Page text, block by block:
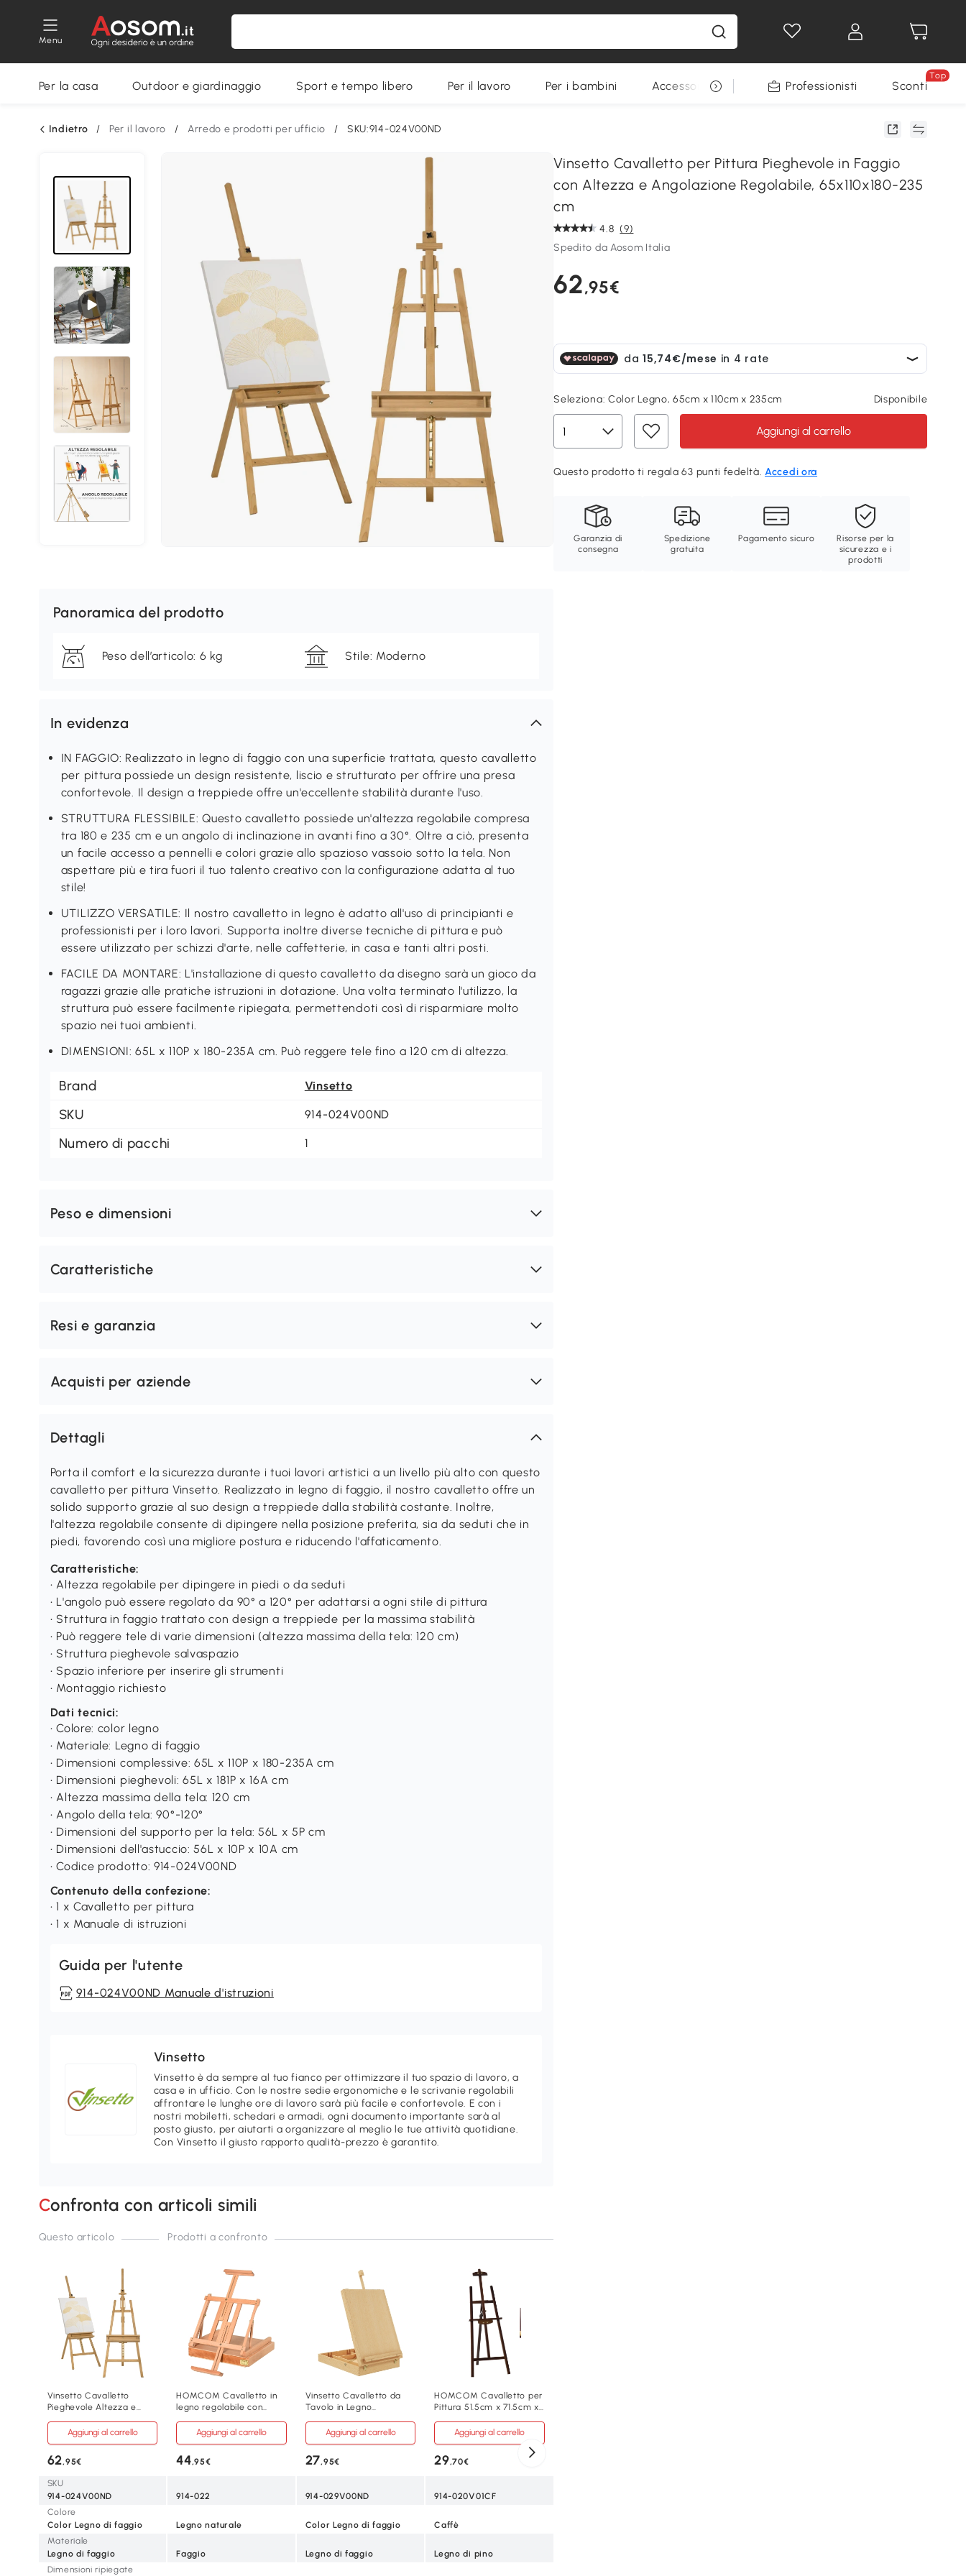
Menu
Per la casa Outdoor e giardinaggio Sport e tempo libero Per il lavoro Per i bambini Accessori per animali Professionisti Sconti
Top
Indietro / Per il lavoro / Arredo e prodotti per ufficio / SKU:914-024V00ND
Vinsetto Cavalletto per Pittura Pieghevole in Faggio
con Altezza e Angolazione Regolabile, 65x110x180-235
cm
4.8 (9)
Spedito da Aosom Italia
62,95€
Seleziona: Color Legno, 65cm x 110cm x 235cm Disponibile
Aggiungi al carrello
Questo prodotto ti regala 63 punti fedeltà.Accedi ora
Garanzia di
consegna
Spedizione
gratuita
Pagamento sicuro
Risorse per la
sicurezza e i
prodotti
Panoramica del prodotto
Peso dell’articolo: 6 kg Stile: Moderno
In evidenza
IN FAGGIO: Realizzato in legno di faggio con una superficie trattata, questo cavalletto
per pittura possiede un design resistente, liscio e strutturato per offrire una presa
confortevole. Il design a treppiede offre un'eccellente stabilità durante l'uso.
STRUTTURA FLESSIBILE: Questo cavalletto possiede un'altezza regolabile compresa
tra 180 e 235 cm e un angolo di inclinazione in avanti fino a 30°. Oltre a ciò, presenta
un facile accesso a pennelli e colori grazie allo spazioso vassoio sotto la tela. Non
aspettare più e tira fuori il tuo talento creativo con la configurazione adatta al tuo
stile!
UTILIZZO VERSATILE: Il nostro cavalletto in legno è adatto all'uso di principianti e
professionisti per i loro lavori. Supporta inoltre diverse tecniche di pittura e può
essere utilizzato per schizzi d'arte, nelle caffetterie, in casa e tanti altri posti.
FACILE DA MONTARE: L'installazione di questo cavalletto da disegno sarà un gioco da
ragazzi grazie alle pratiche istruzioni in dotazione. Una volta terminato l'utilizzo, la
struttura può essere facilmente ripiegata, permettendoti così di risparmiare molto
spazio nei tuoi ambienti.
DIMENSIONI: 65L x 110P x 180-235A cm. Può reggere tele fino a 120 cm di altezza.
Brand Vinsetto
SKU 914-024V00ND
Numero di pacchi 1
Peso e dimensioni
Caratteristiche
Resi e garanzia
Acquisti per aziende
Dettagli
Porta il comfort e la sicurezza durante i tuoi lavori artistici a un livello più alto con questo
cavalletto per pittura Vinsetto. Realizzato in legno di faggio, il nostro cavalletto offre un
solido supporto grazie al suo design a treppiede dalla stabilità costante. Inoltre,
l'altezza regolabile consente di dipingere nella posizione preferita, sia da seduti che in
piedi, favorendo così una migliore postura e riducendo l'affaticamento.
Caratteristiche:
• Altezza regolabile per dipingere in piedi o da seduti
• L'angolo può essere regolato da 90° a 120° per adattarsi a ogni stile di pittura
• Struttura in faggio trattato con design a treppiede per la massima stabilità
• Può reggere tele di varie dimensioni (altezza massima della tela: 120 cm)
• Struttura pieghevole salvaspazio
• Spazio inferiore per inserire gli strumenti
• Montaggio richiesto
Dati tecnici:
• Colore: color legno
• Materiale: Legno di faggio
• Dimensioni complessive: 65L x 110P x 180-235A cm
• Dimensioni pieghevoli: 65L x 181P x 16A cm
• Altezza massima della tela: 120 cm
• Angolo della tela: 90°-120°
• Dimensioni del supporto per la tela: 56L x 5P cm
• Dimensioni dell'astuccio: 56L x 10P x 10A cm
• Codice prodotto: 914-024V00ND
Contenuto della confezione:
• 1 x Cavalletto per pittura
• 1 x Manuale di istruzioni
Guida per l'utente
914-024V00ND Manuale d'istruzioni
Vinsetto
Vinsetto è da sempre al tuo fianco per ottimizzare il tuo spazio di lavoro, a
casa e in ufficio. Con le nostre sedie ergonomiche e le scrivanie regolabili
affrontare le lunghe ore di lavoro sarà più facile e confortevole. E con i
nostri mobiletti, schedari e armadi, ogni documento importante sarà al
posto giusto, per aiutarti a organizzare al meglio le tue attività quotidiane.
Con Vinsetto il giusto rapporto qualità-prezzo è garantito.
Confronta con articoli simili
SKU
Colore
Materiale
Dimensioni ripiegate
Questo articolo
Vinsetto Cavalletto
Pieghevole Altezza e
Aggiungi al carrello
62,95€
914-024V00ND
Color Legno di faggio
Legno di faggio
Prodotti a confronto
HOMCOM Cavalletto in
legno regolabile con
Aggiungi al carrello
44,95€
914-022
Legno naturale
Faggio
Vinsetto Cavalletto da
Tavolo in Legno
Aggiungi al carrello
27,95€
914-029V00ND
Color Legno di faggio
Legno di faggio
HOMCOM Cavalletto per
Pittura 51.5cm x 71.5cm x
Aggiungi al carrello
29,70€
914-020V01CF
Caffè
Legno di pino